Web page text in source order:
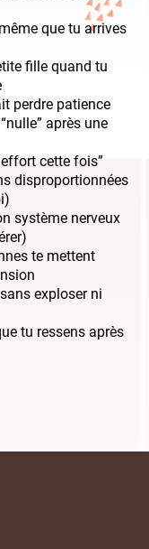
que tu arrives
fille quand tu
perdre patience
après une
cette fois”
disproportionnées
système nerveux
te mettent
exploser ni
tu ressens après